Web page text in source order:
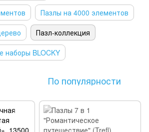
Пазлы на 4000 элементов
Пазл-коллекция
наборы BLOCKY
По популярности